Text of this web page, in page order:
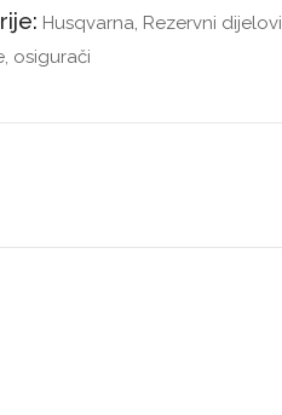
Husqvarna, Rezervni dijelovi
osigurači